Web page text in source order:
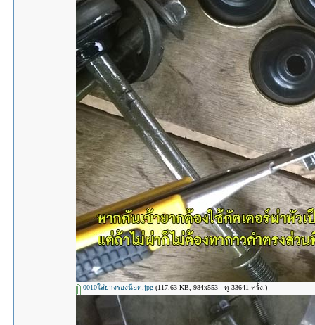
0010ใส่ยางรองน๊อต.jpg (117.63 KB, 984x553 - ดู 33641 ครั้ง.)